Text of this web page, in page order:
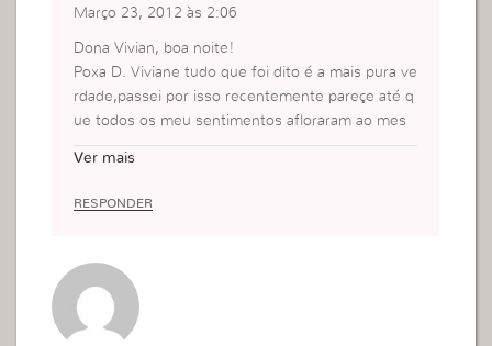
Março 23, 2012 às 2:06
Dona Vivian, boa noite!
Poxa D. Viviane tudo que foi dito é a mais pura ve
rdade,passei por isso recentemente pareçe até q
ue todos os meu sentimentos afloraram ao mes
derramei diante de Deus,pronto foi o fim daquela
angustia,ao levantar-me já estava renovada e sup
er diferente.
Ver mais
RESPONDER